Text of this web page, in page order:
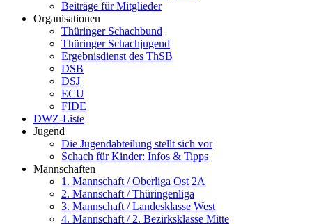
Beiträge für Mitglieder
Organisationen
Thüringer Schachbund
Thüringer Schachjugend
Ergebnisdienst des ThSB
DSB
DSJ
ECU
FIDE
DWZ-Liste
Jugend
Die Jugendabteilung stellt sich vor
Schach für Kinder: Infos & Tipps
Mannschaften
1. Mannschaft / Oberliga Ost 2A
2. Mannschaft / Thüringenliga
3. Mannschaft / Landesklasse West
4. Mannschaft / 2. Bezirksklasse Mitte